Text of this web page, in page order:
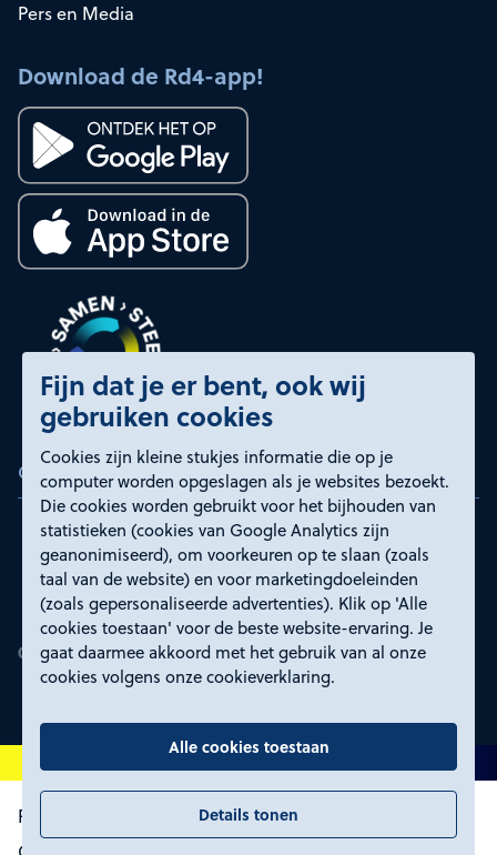
Fijn dat je er bent, ook wij
gebruiken cookies
Cookies zijn kleine stukjes informatie die op je
computer worden opgeslagen als je websites bezoekt.
Die cookies worden gebruikt voor het bijhouden van
statistieken (cookies van Google Analytics zijn
geanonimiseerd), om voorkeuren op te slaan (zoals
taal van de website) en voor marketingdoeleinden
(zoals gepersonaliseerde advertenties). Klik op 'Alle
cookies toestaan' voor de beste website-ervaring. Je
gaat daarmee akkoord met het gebruik van al onze
cookies volgens onze cookieverklaring.
Alle cookies toestaan
Details tonen
Pers en Media
Download de Rd4-app!
Certificeringen
Proclaimer en toegankelijkheid
Privacyverklaring